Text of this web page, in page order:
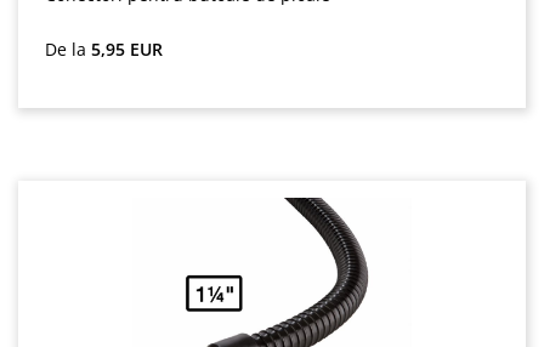
Preț obișnuit:
De la 5,95 EUR